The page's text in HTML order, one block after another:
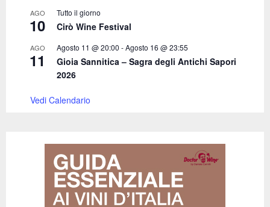
AGO
10
Tutto il giorno
Cirò Wine Festival
AGO
11
Agosto 11 @ 20:00 -Agosto 16 @ 23:55
Gioia Sannitica – Sagra degli Antichi Sapori
2026
Vedi Calendario